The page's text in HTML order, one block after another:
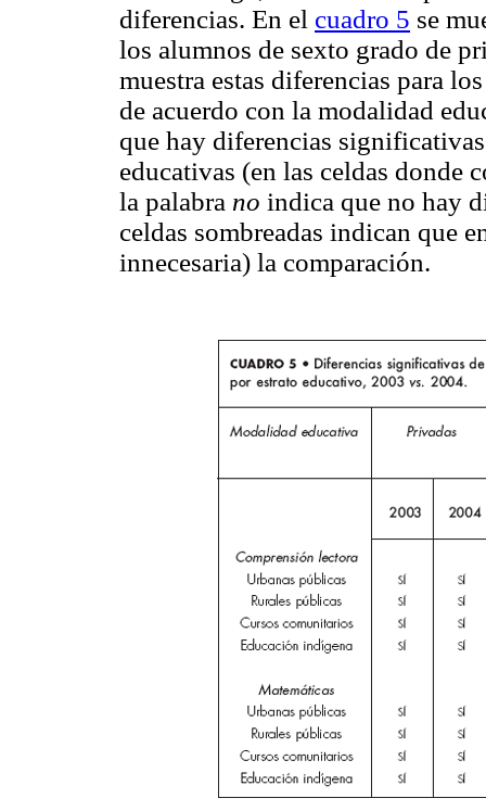
diferencias. En el cuadro 5 se
los alumnos de sexto grado de
muestra estas diferencias para
de acuerdo con la modalidad
que hay diferencias
educativas (en las celdas donde
la palabra no indica que no hay
celdas sombreadas indican que
innecesaria) la comparación.